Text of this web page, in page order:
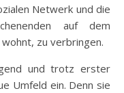
Netwerk und die
auf dem
zu verbringen.
und trotz erster
Umfeld ein. Denn sie